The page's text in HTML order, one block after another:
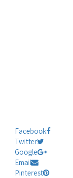
Facebook
Twitter
Google
Email
Pinterest